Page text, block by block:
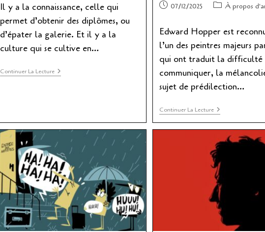
Il y a la connaissance, celle qui
permet d’obtenir des diplômes, ou
d’épater la galerie. Et il y a la
culture qui se cultive en…
Continuer La LectureMonOeil
Et
Publication
07/12/2025
PostÀ propos
Edward Hopper est
l’un des peintres majeurs
qui ont traduit la difficulté
communiquer, la
sujet de prédilection…
Continuer La Lecture«
Nighthawks
»,
Chef-
D’œuvre
Absolu
D’Edward
Hopper